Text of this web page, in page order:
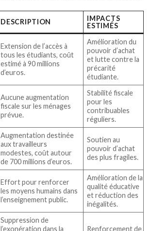
DESCRIPTION
IMPACTS
ESTIMÉS
Extension de l’accès à
tous les étudiants, coût
estimé à 90 millions
d’euros.
Amélioration du
pouvoir d’achat
et lutte contre la
précarité
étudiante.
Aucune augmentation
fiscale sur les ménages
prévue.
Stabilité fiscale
pour les
contribuables
réguliers.
Augmentation destinée
aux travailleurs
modestes, coût autour
de 700 millions d’euros.
Soutien au
pouvoir d’achat
des plus fragiles.
Effort pour renforcer
les moyens humains dans
l’enseignement public.
Amélioration de la
qualité éducative
et réduction des
inégalités.
Suppression de
l’exonération dans la
Renforcement de